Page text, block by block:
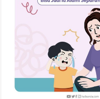
Artis yang Menetap di
Negeri Usai Menikah, Intip